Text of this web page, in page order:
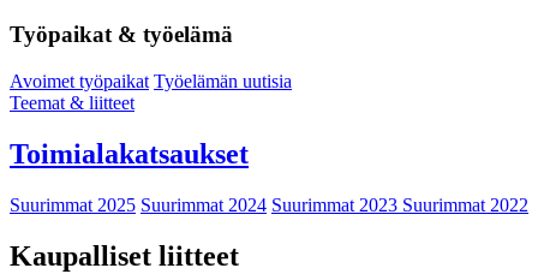
Työpaikat & työelämä
Avoimet työpaikat Työelämän uutisia
Teemat & liitteet
Toimialakatsaukset
Suurimmat 2025 Suurimmat 2024 Suurimmat 2023 Suurimmat 2022
Kaupalliset liitteet